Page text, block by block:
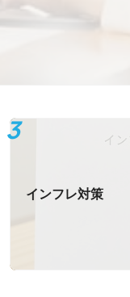
インフレ対策